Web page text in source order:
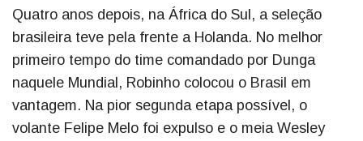
Quatro anos depois, na África do Sul, a seleção
brasileira teve pela frente a Holanda. No melhor
primeiro tempo do time comandado por Dunga
naquele Mundial, Robinho colocou o Brasil em
vantagem. Na pior segunda etapa possível, o
volante Felipe Melo foi expulso e o meia Wesley